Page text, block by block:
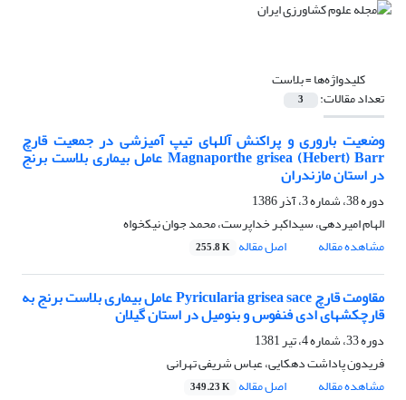
کلیدواژه‌ها =بلاست
تعداد مقالات: 3
وضعیت باروری و پراکنش آللهای تیپ آمیزشی در جمعیت قارچ
Magnaporthe grisea (Hebert) Barr عامل بیماری بلاست برنج
در استان مازندران
دوره 38، شماره 3، آذر 1386
الهام امیردهی، سیداکبر خداپرست، محمد جوان نیکخواه
مشاهده مقاله
اصل مقاله 255.8 K
مقاومت قارچ Pyricularia grisea sace عامل بیماری بلاست برنج به
قارچکشهای ادی فنفوس و بنومیل در استان گیلان
دوره 33، شماره 4، تیر 1381
فریدون پاداشت دهکایی، عباس شریفی تهرانی
مشاهده مقاله
اصل مقاله 349.23 K